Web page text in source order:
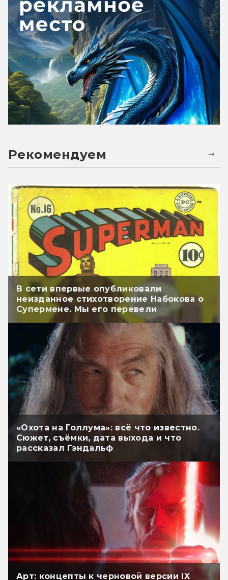
Рекомендуем
В сети впервые опубликовали
неизданное стихотворение Набокова о
Супермене. Мы его перевели
«Охота на Голлума»: всё что известно.
Сюжет, съёмки, дата выхода и что
рассказал Гэндальф
Арт: концепты к черновой версии IX